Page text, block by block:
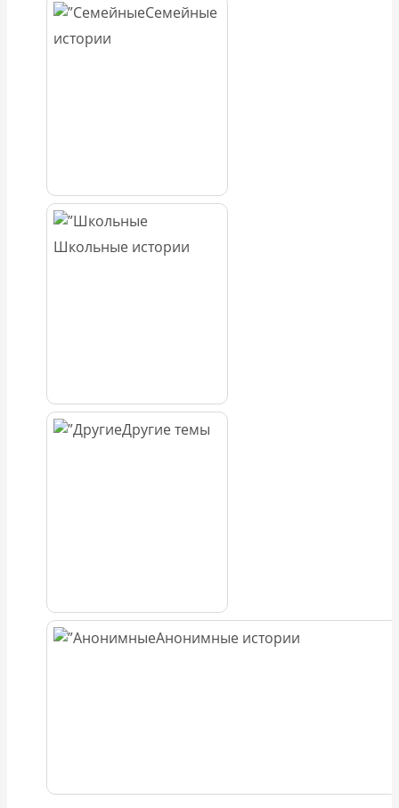
Семейные
истории
Школьные истории
Другие темы
Анонимные истории